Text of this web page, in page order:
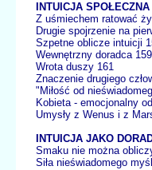
INTUICJA SPOŁECZNA
Z uśmiechem ratować
Drugie spojrzenie na
Szpetne oblicze intuicji
Wewnętrzny doradca 159
Wrota duszy 161
Znaczenie drugiego
"Miłość od
Kobieta - emocjonalny
Umysły z Wenus i z
INTUICJA JAKO
Smaku nie można
Siła nieświadomego